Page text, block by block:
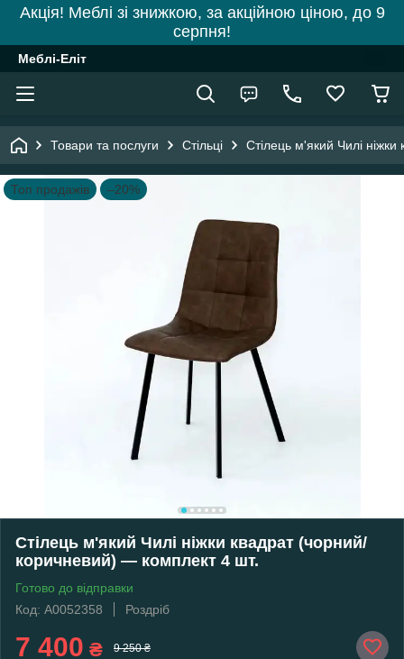
Акція! Меблі зі знижкою, за акційною ціною, до 9
серпня!
Меблі-Еліт
Товари та послуги Стільці Стілець м'який Чилі
Топ продажів –20%
Стілець м'який Чилі ніжки квадрат (чорний/
коричневий) — комплект 4 шт.
Готово до відправки
Код: А0052358
Роздріб
7 400 ₴ 9 250 ₴